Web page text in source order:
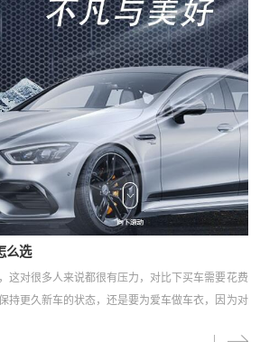
么选
这对很多人来说都很有压力，对比下买车需要花费
持更久新车的状态，还是要为爱车做车衣，因为对